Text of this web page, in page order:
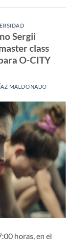
Sergii
class
O-CITY
MALDONADO
horas, en el